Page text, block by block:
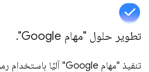
تطوير حلول "مهام Google" .
تنفيذ "مهام Google" آليًا باستخدام رمز بسيط